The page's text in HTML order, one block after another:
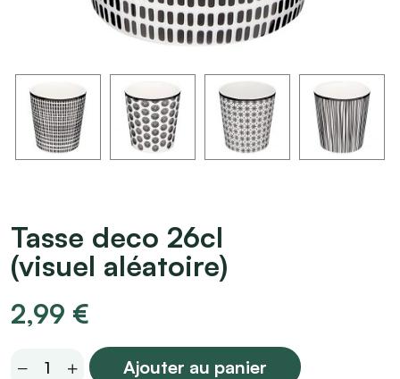
Tasse deco 26cl
(visuel aléatoire)
2,99 €
Tasse
Ajouter au panier